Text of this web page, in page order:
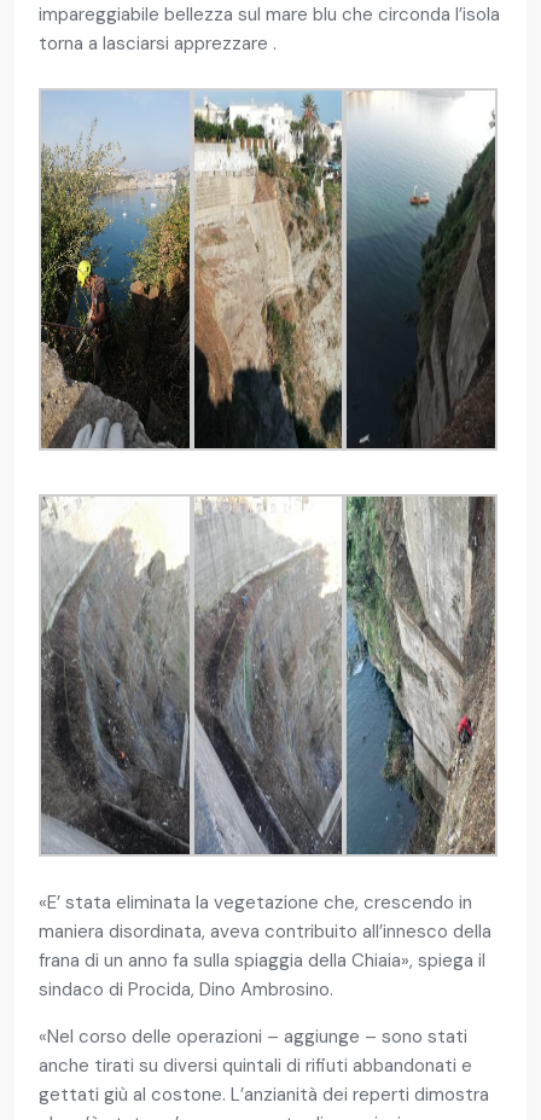
impareggiabile bellezza sul mare blu che circonda l’isola
torna a lasciarsi apprezzare .
«E’ stata eliminata la vegetazione che, crescendo in
maniera disordinata, aveva contribuito all’innesco della
frana di un anno fa sulla spiaggia della Chiaia», spiega il
sindaco di Procida, Dino Ambrosino.
«Nel corso delle operazioni – aggiunge – sono stati
anche tirati su diversi quintali di rifiuti abbandonati e
gettati giù al costone. L’anzianità dei reperti dimostra